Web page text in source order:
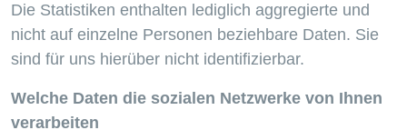
Die Statistiken enthalten lediglich aggregierte und
nicht auf einzelne Personen beziehbare Daten. Sie
sind für uns hierüber nicht identifizierbar.
Welche Daten die sozialen Netzwerke von Ihnen
verarbeiten